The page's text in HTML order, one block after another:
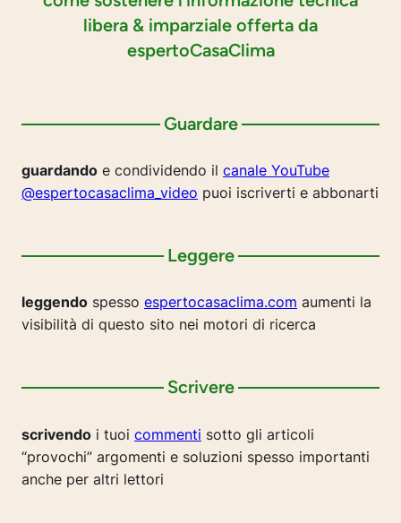
libera & imparziale offerta da
espertoCasaClima
Guardare
guardando e condividendo il canale YouTube
@espertocasaclima_video puoi iscriverti e abbonarti
Leggere
leggendo spesso espertocasaclima.com aumenti la
visibilità di questo sito nei motori di ricerca
Scrivere
scrivendo i tuoi commenti sotto gli articoli
“provochi” argomenti e soluzioni spesso importanti
anche per altri lettori